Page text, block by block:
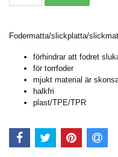
Fodermatta/slickplatta/
förhindrar att fodret
för torrfoder
mjukt material är
halkfri
plast/TPE/TPR